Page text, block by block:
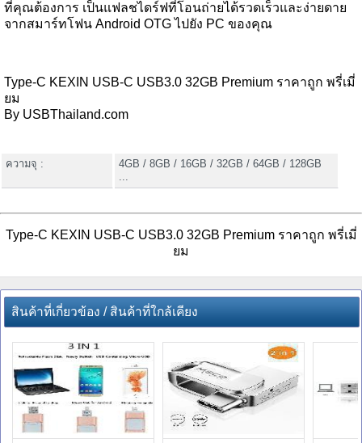
ที่คุณต้องการ เป็นแฟลชไดร์ฟที่โอนถ่ายได้รวดเร็วและง่ายดาย
จากสมาร์ทโฟน Android OTG ไปยัง PC ของคุณ
Type-C KEXIN USB-C USB3.0 32GB Premium ราคาถูก พรี่เมี่
ยม
By USBThailand.com
ความจุ :
4GB / 8GB / 16GB / 32GB / 64GB / 128GB
...
Type-C KEXIN USB-C USB3.0 32GB Premium ราคาถูก พรี่เมี่
ยม
สินค้าที่เกี่ยวข้อง / สินค้าที่ใกล้เคียง